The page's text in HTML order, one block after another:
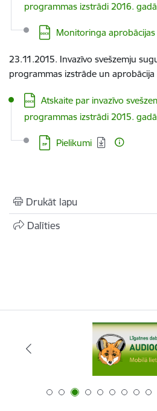
programmas izstrādi 2016. gadā
Lejupielādēt:
Monitoringa
23.11.2015. Invazīvo svešzemju
programmas izstrāde un aprobācija
Lejupielādēt:
Atskaite par invazīvo
programmas izstrādi 2015. gadā
Lejupielādēt:
Pielikumi
Drukāt lapu
Dalīties